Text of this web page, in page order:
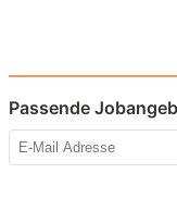
Passende